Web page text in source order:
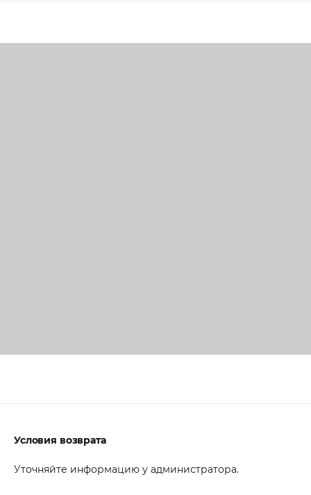
Условия возврата
Уточняйте информацию у администратора.